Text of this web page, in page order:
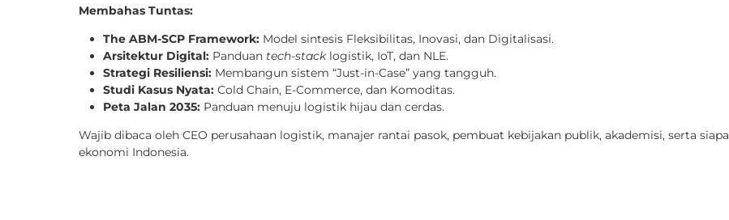
Membahas Tuntas:
The ABM-SCP Framework: Model sintesis Fleksibilitas, Inovasi, dan Digitalisasi.
Arsitektur Digital: Panduan tech-stacklogistik, IoT, dan NLE.
Strategi Resiliensi: Membangun sistem “Just-in-Case” yang tangguh.
Studi Kasus Nyata: Cold Chain, E-Commerce, dan Komoditas.
Peta Jalan 2035: Panduan menuju logistik hijau dan cerdas.
Wajib dibaca oleh CEO perusahaan logistik, manajer rantai pasok, pembuat kebijakan publik, akademisi, serta
ekonomi Indonesia.